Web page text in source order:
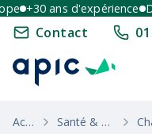
+30 ans d'expérience
Contact
Accueil Santé & Bien Etre